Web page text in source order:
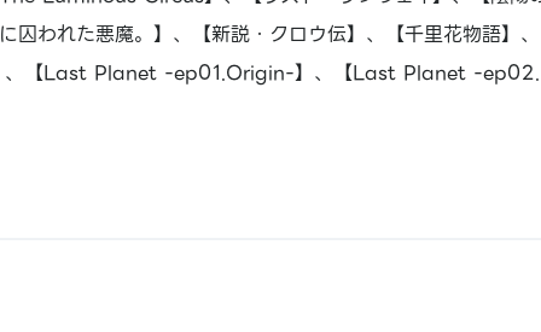
囚われた悪魔。】、【新説・クロウ伝】、【千里花物語】
【Last Planet -ep01.Origin-】、【Last Planet -